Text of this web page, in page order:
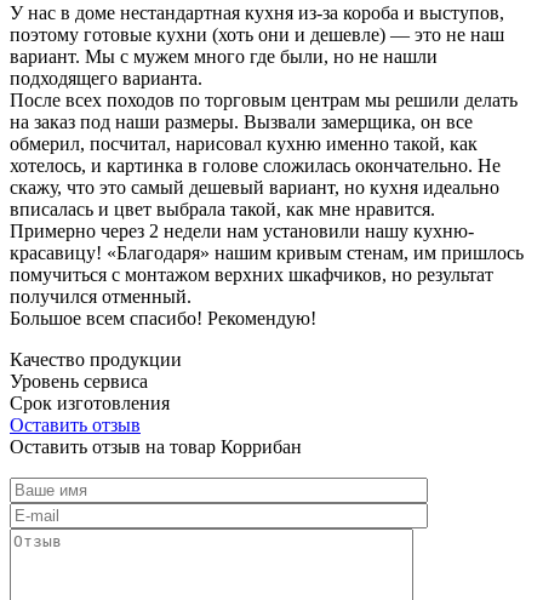
У нас в доме нестандартная кухня из-за короба и выступов,
поэтому готовые кухни (хоть они и дешевле) — это не наш
вариант. Мы с мужем много где были, но не нашли
подходящего варианта.
После всех походов по торговым центрам мы решили делать
на заказ под наши размеры. Вызвали замерщика, он все
обмерил, посчитал, нарисовал кухню именно такой, как
хотелось, и картинка в голове сложилась окончательно. Не
скажу, что это самый дешевый вариант, но кухня идеально
вписалась и цвет выбрала такой, как мне нравится.
Примерно через 2 недели нам установили нашу кухню-
красавицу! «Благодаря» нашим кривым стенам, им пришлось
помучиться с монтажом верхних шкафчиков, но результат
получился отменный.
Большое всем спасибо! Рекомендую!
Качество продукции
Уровень сервиса
Срок изготовления
Оставить отзыв
Оставить отзыв на товар Коррибан